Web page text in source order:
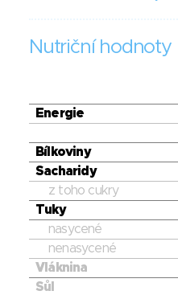
Nutriční hodnoty
Energie
Bílkoviny
Sacharidy
z toho cukry
Tuky
nasycené
nenasycené
Vláknina
Sůl